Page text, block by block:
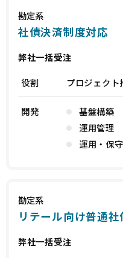
勘定系
社債決済制度対応
弊社一括受注
役割
プロジェク
開発
基盤構築
運用管理
運用・保守
勘定系
リテール向け普通社
弊社一括受注